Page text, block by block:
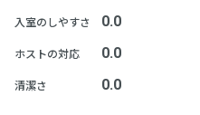
入室のしやすさ 0.0
ホストの対応 0.0
清潔さ 0.0